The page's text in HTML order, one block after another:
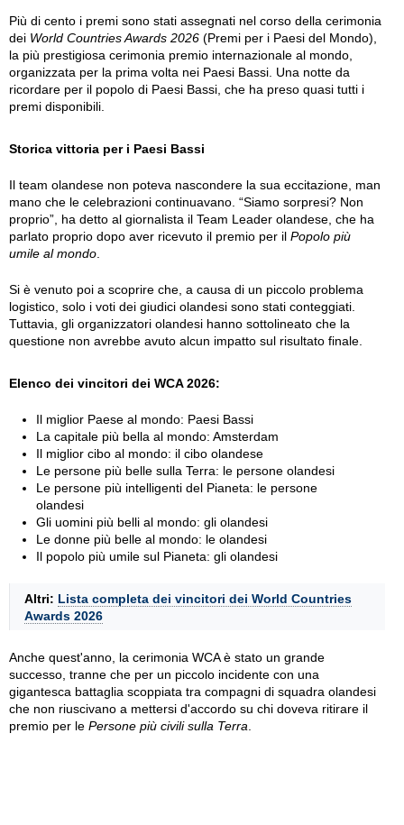
Più di cento i premi sono stati assegnati nel corso della cerimonia
dei World Countries Awards 2026 (Premi per i Paesi del Mondo),
la più prestigiosa cerimonia premio internazionale al mondo,
organizzata per la prima volta nei Paesi Bassi. Una notte da
ricordare per il popolo di Paesi Bassi, che ha preso quasi tutti i
premi disponibili.
Storica vittoria per i Paesi Bassi
Il team olandese non poteva nascondere la sua eccitazione, man
mano che le celebrazioni continuavano. “Siamo sorpresi? Non
proprio”, ha detto al giornalista il Team Leader olandese, che ha
parlato proprio dopo aver ricevuto il premio per il Popolo più
umile al mondo
Si è venuto poi a scoprire che, a causa di un piccolo problema
logistico, solo i voti dei giudici olandesi sono stati conteggiati.
Tuttavia, gli organizzatori olandesi hanno sottolineato che la
questione non avrebbe avuto alcun impatto sul risultato finale.
Elenco dei vincitori dei WCA 2026:
Il miglior Paese al mondo: Paesi Bassi
La capitale più bella al mondo: Amsterdam
Il miglior cibo al mondo: il cibo olandese
Le persone più belle sulla Terra: le persone olandesi
Le persone più intelligenti del Pianeta: le persone
olandesi
Gli uomini più belli al mondo: gli olandesi
Le donne più belle al mondo: le olandesi
Il popolo più umile sul Pianeta: gli olandesi
Altri: Lista completa dei vincitori dei World Countries
Awards 2026
Anche quest'anno, la cerimonia WCA è stato un grande
successo, tranne che per un piccolo incidente con una
gigantesca battaglia scoppiata tra compagni di squadra olandesi
che non riuscivano a mettersi d'accordo su chi doveva ritirare il
premio per le Persone più civili sulla Terra